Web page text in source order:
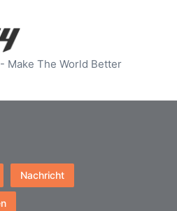
Make The World Better
Nachricht